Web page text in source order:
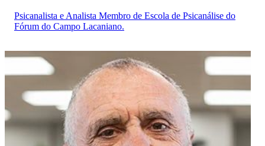
Psicanalista e Analista Membro de Escola de Psicanálise do
Fórum do Campo Lacaniano.